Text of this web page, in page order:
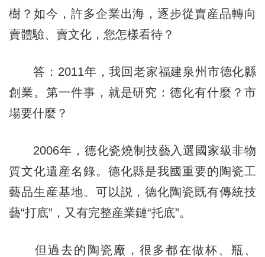
樹？如今，許多企業出海，逐步從賣産品轉向
賣體驗、賣文化，您怎樣看待？
答：2011年，我回老家福建泉州市德化縣
創業。第一件事，就是研究：德化有什麼？市
場要什麼？
2006年，德化瓷燒制技藝入選國家級非物
質文化遺産名錄。德化縣是我國重要的陶瓷工
藝品生産基地。可以説，德化陶瓷既有傳統技
藝“打底”，又有完整産業鏈“托底”。
但過去的陶瓷廠，很多都在做杯、瓶、